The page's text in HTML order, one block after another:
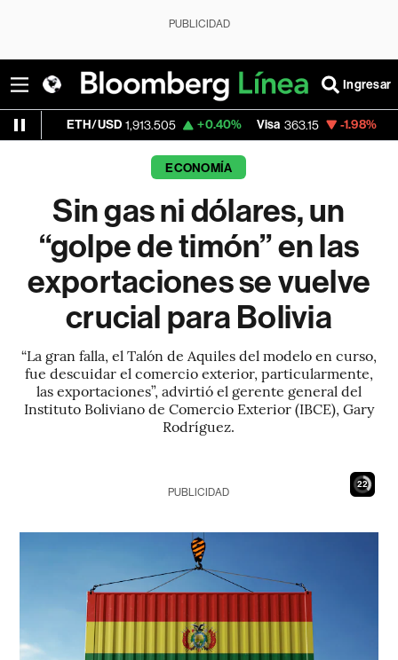
PUBLICIDAD
Ingresar
1,913.505 +0.40% Visa 363.15 -1.98% MercadoLibre
ECONOMÍA
Sin gas ni dólares, un
“golpe de timón” en las
exportaciones se vuelve
crucial para Bolivia
“La gran falla, el Talón de Aquiles del modelo en curso,
fue descuidar el comercio exterior, particularmente,
las exportaciones”, advirtió el gerente general del
Instituto Boliviano de Comercio Exterior (IBCE), Gary
Rodríguez.
20
PUBLICIDAD